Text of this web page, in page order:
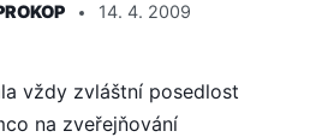
14. 4. 2009
vždy zvláštní posedlost
na zveřejňování